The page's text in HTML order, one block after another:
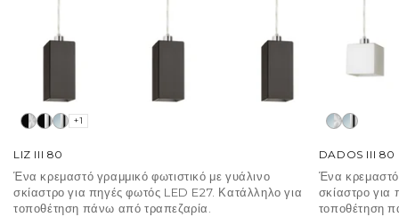
+1
LIZ III 80
Ένα κρεμαστό γραμμικό φωτιστικό με γυάλινο
σκίαστρο για πηγές φωτός LED E27. Κατάλληλο για
τοποθέτηση πάνω από τραπεζαρία.
DADOS III 80
Ένα κρεμαστό
σκίαστρο για
τοποθέτηση